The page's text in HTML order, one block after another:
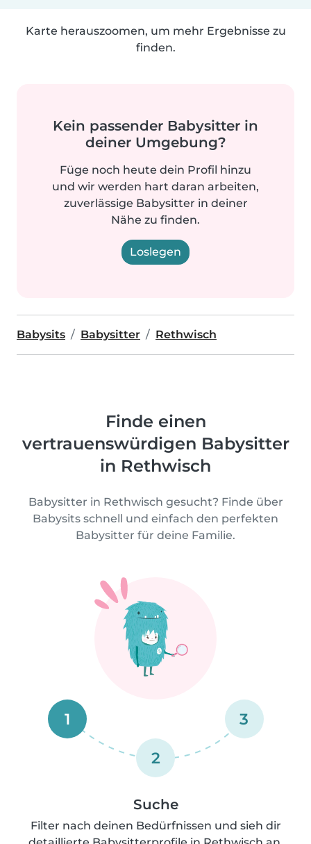
Karte herauszoomen, um mehr Ergebnisse zu
finden.
Kein passender Babysitter in
deiner Umgebung?
Füge noch heute dein Profil hinzu
und wir werden hart daran arbeiten,
zuverlässige Babysitter in deiner
Nähe zu finden.
Loslegen
Babysits Babysitter Rethwisch
Finde einen
vertrauenswürdigen Babysitter
in Rethwisch
Babysitter in Rethwisch gesucht? Finde über
Babysits schnell und einfach den perfekten
Babysitter für deine Familie.
1
2
3
Suche
Filter nach deinen Bedürfnissen und sieh dir